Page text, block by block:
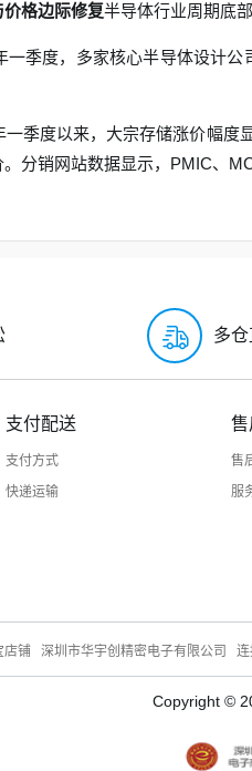
格边际修复半导体行业周期底
一季度，多家核心半导体设计公
一季度以来，大宗存储涨价幅度
分销网站数据显示，PMIC、
多
支付配送
支付方式
快递运输
售
售
服
店铺 深圳市华宇创精密电子有限公司 连
Copyright ©